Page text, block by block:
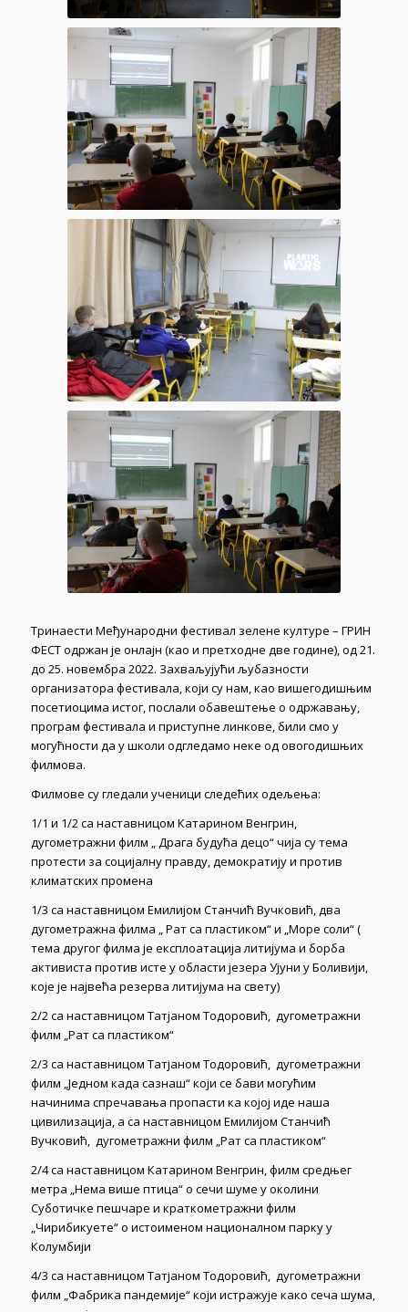
Тринаести Међународни фестивал зелене културе – ГРИН
ФЕСТ одржан је онлајн (као и претходне две године), од 21.
до 25. новембра 2022. Захваљујући љубазности
организатора фестивала, који су нам, као вишегодишњим
посетиоцима истог, послали обавештење о одржавању,
програм фестивала и приступне линкове, били смо у
могућности да у школи одгледамо неке од овогодишњих
филмова.
Филмове су гледали ученици следећих одељења:
1/1 и 1/2 са наставницом Катарином Венгрин,
дугометражни филм „ Драга будућа децо“ чија су тема
протести за социјалну правду, демократију и против
климатских промена
1/3 са наставницом Емилијом Станчић Вучковић, два
дугометражна филма „ Рат са пластиком“ и „Море соли“ (
тема другог филма је експлоатација литијума и борба
активиста против исте у области језера Ујуни у Боливији,
које је највећа резерва литијума на свету)
2/2 са наставницом Татјаном Тодоровић, дугометражни
филм „Рат са пластиком“
2/3 са наставницом Татјаном Тодоровић, дугометражни
филм „Једном када сазнаш“ који се бави могућим
начинима спречавања пропасти ка којој иде наша
цивилизација, а са наставницом Емилијом Станчић
Вучковић, дугометражни филм „Рат са пластиком“
2/4 са наставницом Катарином Венгрин, филм средњег
метра „Нема више птица“ о сечи шуме у околини
Суботичке пешчаре и краткометражни филм
„Чирибикуете“ о истоименом националном парку у
Колумбији
4/3 са наставницом Татјаном Тодоровић, дугометражни
филм „Фабрика пандемије“ који истражује како сеча шума,